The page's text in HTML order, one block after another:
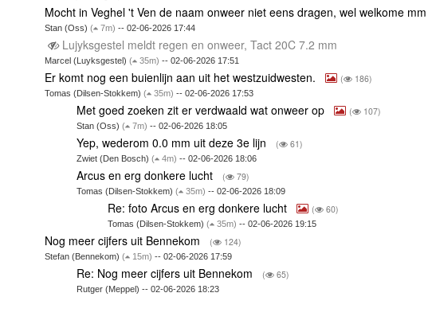
Mocht in Veghel 't Ven de naam onweer niet eens dragen, wel welkome mm
Stan (Oss)( 7m) -- 02-06-2026 17:44
Lujyksgestel meldt regen en onweer, Tact 20C 7.2 mm
Marcel (Luyksgestel)( 35m) -- 02-06-2026 17:51
Er komt nog een buienlijn aan uit het westzuidwesten. ( 186)
Tomas (Dilsen-Stokkem)( 35m) -- 02-06-2026 17:53
Met goed zoeken zit er verdwaald wat onweer op ( 107)
Stan (Oss) ( 7m) -- 02-06-2026 18:05
Yep, wederom 0.0 mm uit deze 3e lijn ( 61)
Zwiet (Den Bosch) ( 4m) -- 02-06-2026 18:06
Arcus en erg donkere lucht ( 79)
Tomas (Dilsen-Stokkem) ( 35m) -- 02-06-2026 18:09
Re: foto Arcus en erg donkere lucht ( 60)
Tomas (Dilsen-Stokkem)( 35m) -- 02-06-2026 19:15
Nog meer cijfers uit Bennekom ( 124)
Stefan (Bennekom)( 15m) -- 02-06-2026 17:59
Re: Nog meer cijfers uit Bennekom ( 65)
Rutger (Meppel) -- 02-06-2026 18:23